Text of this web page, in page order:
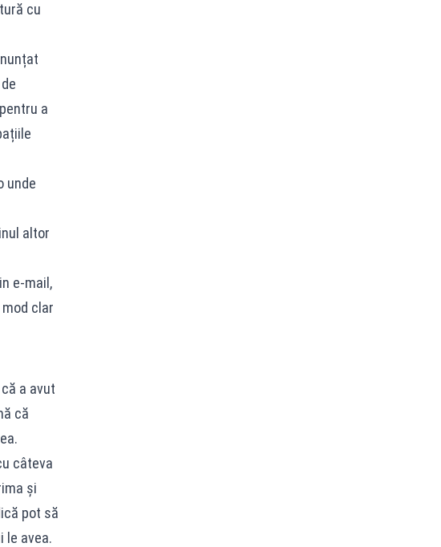
cu
a
unde
altor
e-mail,
clar
a avut
că
câteva
și
pot să
le avea.